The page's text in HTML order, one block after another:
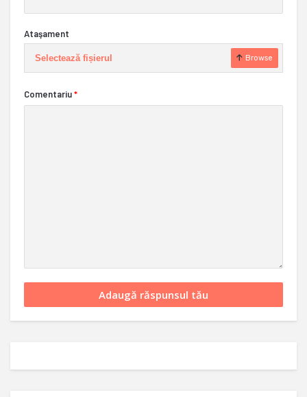
Ataşament
Selectează fișierul Browse
Comentariu*